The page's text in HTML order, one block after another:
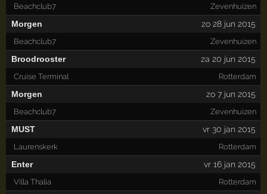
Beachclub7 Zevenhuizen
Morgen zo 28 jun 2015
Beachclub7 Zevenhuizen
Broodrooster za 20 jun 2015
Cruise Terminal Rotterdam
Morgen zo 7 jun 2015
Beachclub7 Zevenhuizen
MUST vr 30 jan 2015
Laurenskerk Rotterdam
Enter vr 16 jan 2015
Villa Thalia Rotterdam